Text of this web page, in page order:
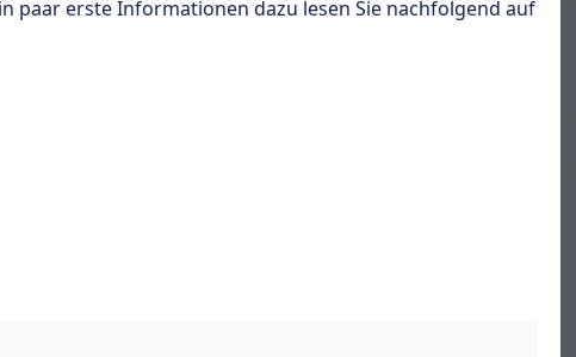
paar erste Informationen dazu lesen Sie nachfolgend auf